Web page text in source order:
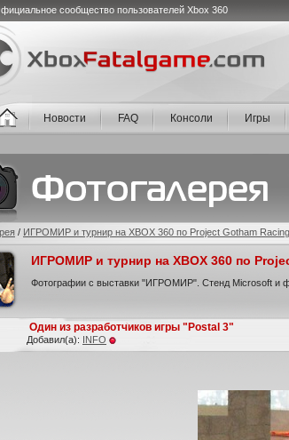
сообщество пользователей Xbox 360
Новости FAQ Консоли Игры
/ ИГРОМИР и турнир на XBOX 360 по Project Gotham
ИГРОМИР и турнир на XBOX 360 по
Фотографии с выставки "ИГРОМИР". Стенд Microsoft и
Один из разработчиков игры "Postal 3"
Добавил(а): INFO